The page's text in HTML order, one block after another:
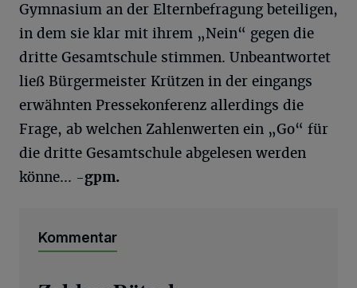
Gymnasium an der Elternbefragung beteiligen,
in dem sie klar mit ihrem „Nein“ gegen die
dritte Gesamtschule stimmen. Unbeantwortet
ließ Bürgermeister Krützen in der eingangs
erwähnten Pressekonferenz allerdings die
Frage, ab welchen Zahlenwerten ein „Go“ für
die dritte Gesamtschule abgelesen werden
könne... -gpm.
Kommentar